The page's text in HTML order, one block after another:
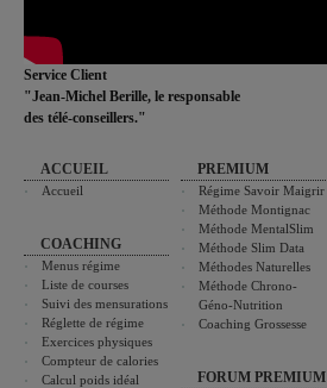
Service Client
"Jean-Michel Berille, le responsable
des télé-conseillers."
ACCUEIL
Accueil
COACHING
Menus régime
Liste de courses
Suivi des mensurations
Réglette de régime
Exercices physiques
Compteur de calories
Calcul poids idéal
PREMIUM
Régime Savoir Maigrir
Méthode Montignac
Méthode MentalSlim
Méthode Slim Data
Méthodes Naturelles
Méthode Chrono-
Géno-Nutrition
Coaching Grossesse
FORUM PREMIUM